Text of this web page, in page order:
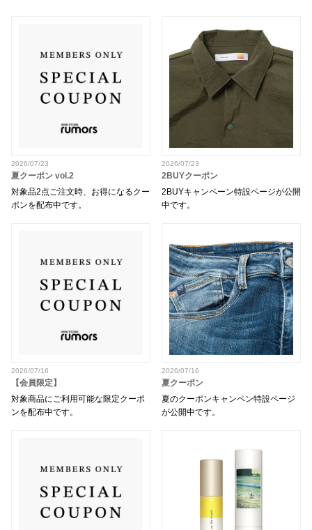
2026/07/23
夏クーポン vol.2
対象品2点ご注文時、お得になるクー
ポンを配布中です。
2026/07/23
2BUYクーポン
2BUYキャンペーン特設ページが公開
中です。
2026/07/16
【会員限定】
対象商品にご利用可能な限定クーポ
ンを配布中です。
2026/07/16
夏クーポン
夏のクーポンキャンペン特設ページ
が公開中です。